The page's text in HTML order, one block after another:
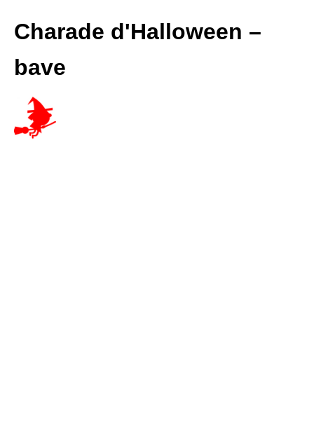
Charade d'Halloween –
bave